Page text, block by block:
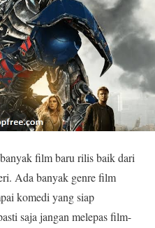
film baru rilis baik dari
Ada banyak genre film
komedi yang siap
saja jangan melepas film-